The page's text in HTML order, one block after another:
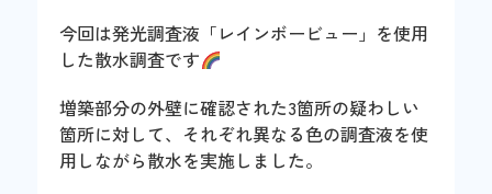
今回は発光調査液「レインボービュー」を使用
した散水調査です
増築部分の外壁に確認された3箇所の疑わしい
箇所に対して、それぞれ異なる色の調査液を使
用しながら散水を実施しました。